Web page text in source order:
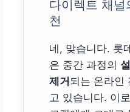
다이렉트 채널
천
네, 맞습니다. 롯
은 중간 과정의
제거되는 온라인
고 있습니다. 이